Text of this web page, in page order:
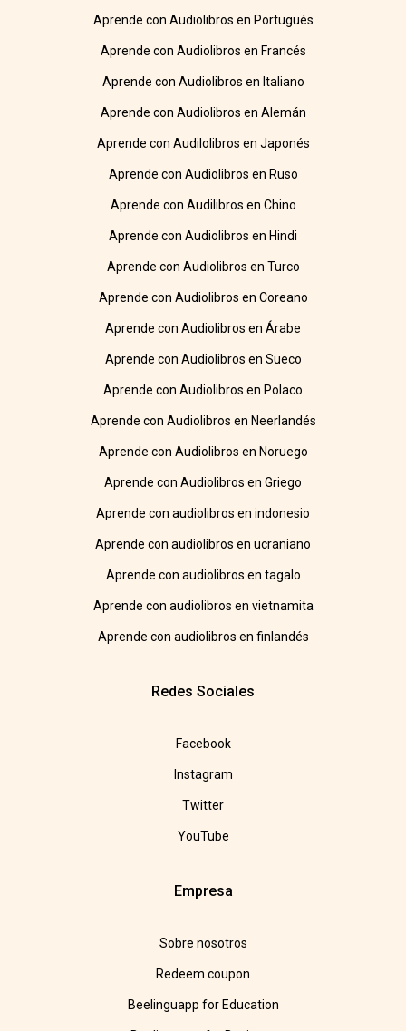
Aprende con Audiolibros en Portugués
Aprende con Audiolibros en Francés
Aprende con Audiolibros en Italiano
Aprende con Audiolibros en Alemán
Aprende con Audilolibros en Japonés
Aprende con Audiolibros en Ruso
Aprende con Audilibros en Chino
Aprende con Audiolibros en Hindi
Aprende con Audiolibros en Turco
Aprende con Audiolibros en Coreano
Aprende con Audiolibros en Árabe
Aprende con Audiolibros en Sueco
Aprende con Audiolibros en Polaco
Aprende con Audiolibros en Neerlandés
Aprende con Audiolibros en Noruego
Aprende con Audiolibros en Griego
Aprende con audiolibros en indonesio
Aprende con audiolibros en ucraniano
Aprende con audiolibros en tagalo
Aprende con audiolibros en vietnamita
Aprende con audiolibros en finlandés
Redes Sociales
Facebook
Instagram
Twitter
YouTube
Empresa
Sobre nosotros
Redeem coupon
Beelinguapp for Education